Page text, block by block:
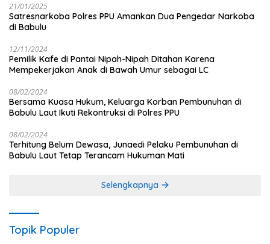
21/01/2025
Satresnarkoba Polres PPU Amankan Dua Pengedar Narkoba
di Babulu
12/11/2024
Pemilik Kafe di Pantai Nipah-Nipah Ditahan Karena
Mempekerjakan Anak di Bawah Umur sebagai LC
08/02/2024
Bersama Kuasa Hukum, Keluarga Korban Pembunuhan di
Babulu Laut Ikuti Rekontruksi di Polres PPU
08/02/2024
Terhitung Belum Dewasa, Junaedi Pelaku Pembunuhan di
Babulu Laut Tetap Terancam Hukuman Mati
Selengkapnya
Topik Populer